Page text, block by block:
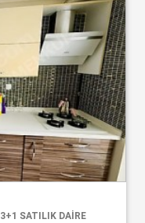
SATILIK DAİRE